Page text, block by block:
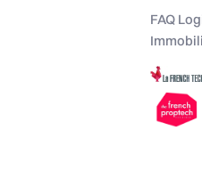
FAQ